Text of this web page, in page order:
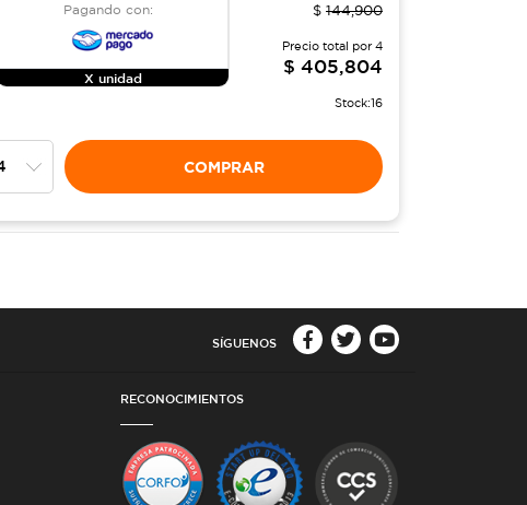
Pagando con:
X unidad
$ 144,900
Precio total por4
$ 405,804
Stock:16
COMPRAR
SÍGUENOS
RECONOCIMIENTOS